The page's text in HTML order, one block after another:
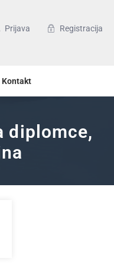
Prijava Registracija
Kontakt
diplomce,